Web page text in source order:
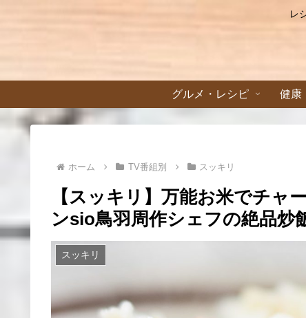
レ
グルメ・レシピ 健康
ホーム TV番組別 スッキリ
【スッキリ】万能お米でチャ
ンsio鳥羽周作シェフの絶品炒
スッキリ